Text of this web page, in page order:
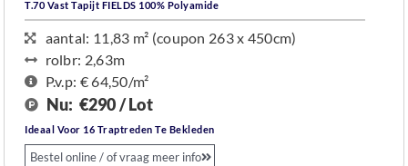
T.70 Vast Tapijt FIELDS 100% Polyamide
aantal: 11,83 m² (coupon 263 x 450cm)
rolbr: 2,63m
P.v.p: € 64,50/m²
Nu: €290 / Lot
Ideaal Voor 16 Traptreden Te Bekleden
Bestel online / of vraag meer info